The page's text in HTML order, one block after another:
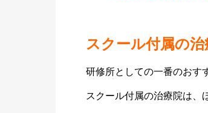
スクール付属の
研修所としての一番のおす
スクール付属の治療院は、